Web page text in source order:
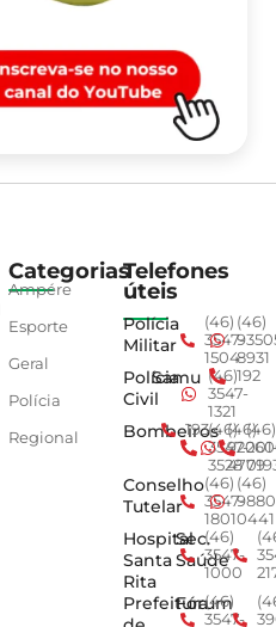
Categorias
Ampére
Esporte
Geral
Polícia
Regional
Telefones
úteis
Polícia
Militar
(46)
3547-
1504
(46)
8931
Polícia
Civil
Samu (46)
3547-
1321
192
Bombeiros
193(46)
3547-
3528
(46)
4779
(46)
Conselho
Tutelar
(46)
3547-
1801
(46)
0441
Hospital
Santa
Rita
Sec.
Saúde
(46)
3547-
1000
Prefeitura
Fórum
(46)
3547-